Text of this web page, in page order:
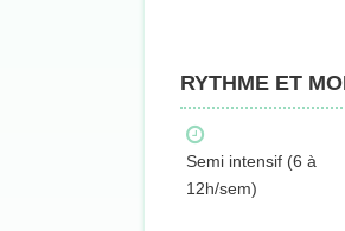
RYTHME ET
Semi intensif (6 à
12h/sem)